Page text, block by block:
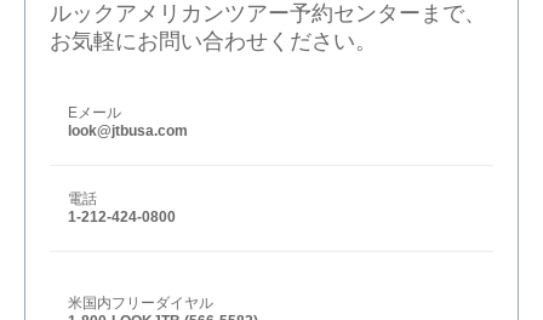
ルックアメリカンツアー予約センターまで、
お気軽にお問い合わせください。
Eメール
look@jtbusa.com
電話
1-212-424-0800
米国内フリーダイヤル